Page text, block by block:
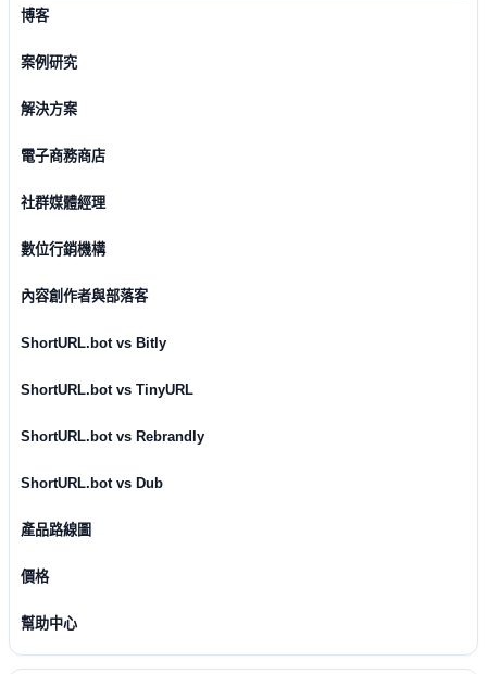
博客
案例研究
解決方案
電子商務商店
社群媒體經理
數位行銷機構
內容創作者與部落客
ShortURL.bot vs Bitly
ShortURL.bot vs TinyURL
ShortURL.bot vs Rebrandly
ShortURL.bot vs Dub
產品路線圖
價格
幫助中心